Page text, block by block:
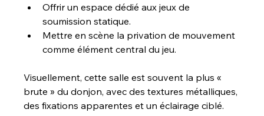
Offrir un espace dédié aux jeux de
soumission statique.
Mettre en scène la privation de mouvement
comme élément central du jeu.
Visuellement, cette salle est souvent la plus «
brute » du donjon, avec des textures métalliques,
des fixations apparentes et un éclairage ciblé.